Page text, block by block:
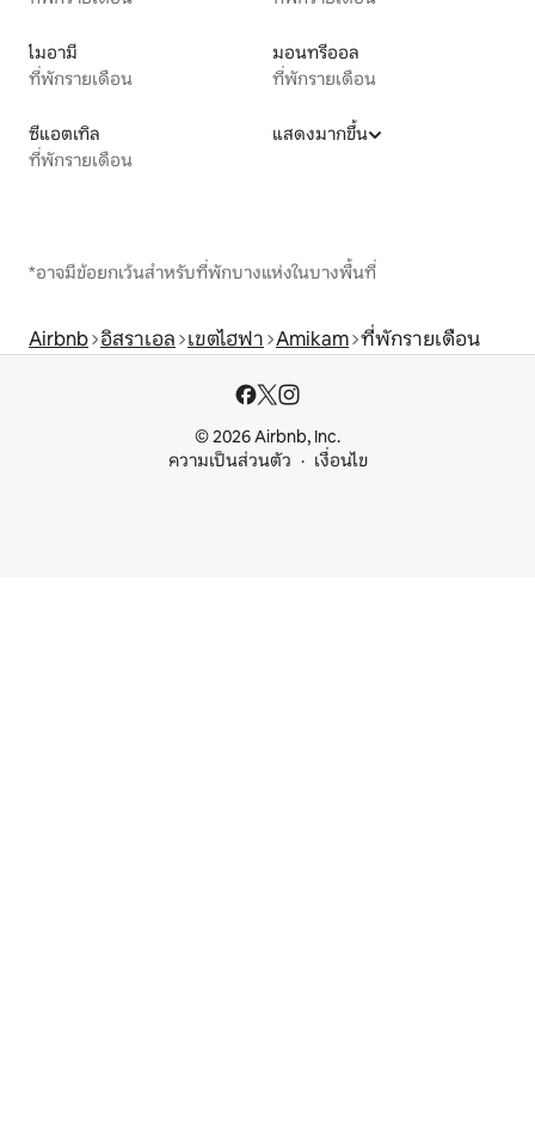
ไมอามี
ที่พักรายเดือน
มอนทรีออล
ที่พักรายเดือน
ซีแอตเทิล
ที่พักรายเดือน
แสดงมากขึ้น
*อาจมีข้อยกเว้นสำหรับที่พักบางแห่งในบางพื้นที่
Airbnb อิสราเอล เขตไฮฟา Amikam ที่พักรายเดือน
© 2026 Airbnb, Inc.
ความเป็นส่วนตัว
เงื่อนไข